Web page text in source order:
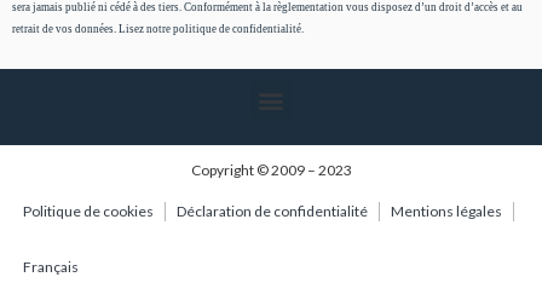
sera jamais publié ni cédé à des tiers. Conformément à la règlementation vous disposez d’un droit d’accès et au
retrait de vos données. Lisez notre politique de confidentialité.
Copyright © 2009 – 2023
Politique de cookies Déclaration de confidentialité Mentions légales
Français